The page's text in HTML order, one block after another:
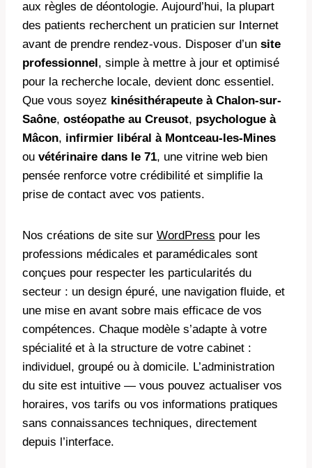
aux règles de déontologie. Aujourd’hui, la plupart
des patients recherchent un praticien sur Internet
avant de prendre rendez-vous. Disposer d’un site
professionnel, simple à mettre à jour et optimisé
pour la recherche locale, devient donc essentiel.
Que vous soyez kinésithérapeute à Chalon-sur-
Saône, ostéopathe au Creusot, psychologue à
Mâcon, infirmier libéral à Montceau-les-Mines
ou vétérinaire dans le 71, une vitrine web bien
pensée renforce votre crédibilité et simplifie la
prise de contact avec vos patients.
Nos créations de site sur WordPress pour les
professions médicales et paramédicales sont
conçues pour respecter les particularités du
secteur : un design épuré, une navigation fluide, et
une mise en avant sobre mais efficace de vos
compétences. Chaque modèle s’adapte à votre
spécialité et à la structure de votre cabinet :
individuel, groupé ou à domicile. L’administration
du site est intuitive — vous pouvez actualiser vos
horaires, vos tarifs ou vos informations pratiques
sans connaissances techniques, directement
depuis l’interface.